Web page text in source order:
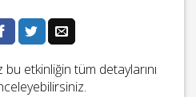
bu etkinliğin tüm detaylarını